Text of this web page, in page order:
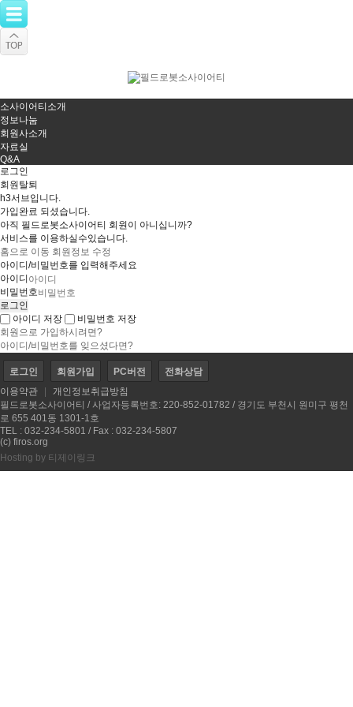
소사이어티소개
정보나눔
회원사소개
자료실
Q&A
로그인
회원탈퇴
h3서브입니다.
가입완료 되셨습니다.
아직 필드로봇소사이어티 회원이 아니십니까?
서비스를 이용하실수있습니다.
홈으로 이동 회원정보 수정
아이디/비밀번호를 입력해주세요
아이디
비밀번호
아이디 저장
비밀번호 저장
회원으로 가입하시려면?
아이디/비밀번호를 잊으셨다면?
로그인 회원가입 PC버전
전화상담
이용약관
개인정보취급방침
필드로봇소사이어티 / 사업자등록번호: 220-852-01782 / 경기도 부천시 원미구 평천
로 655 401동 1301-1호
TEL : 032-234-5801 / Fax : 032-234-5807
(c) firos.org
Hosting by 티제이링크